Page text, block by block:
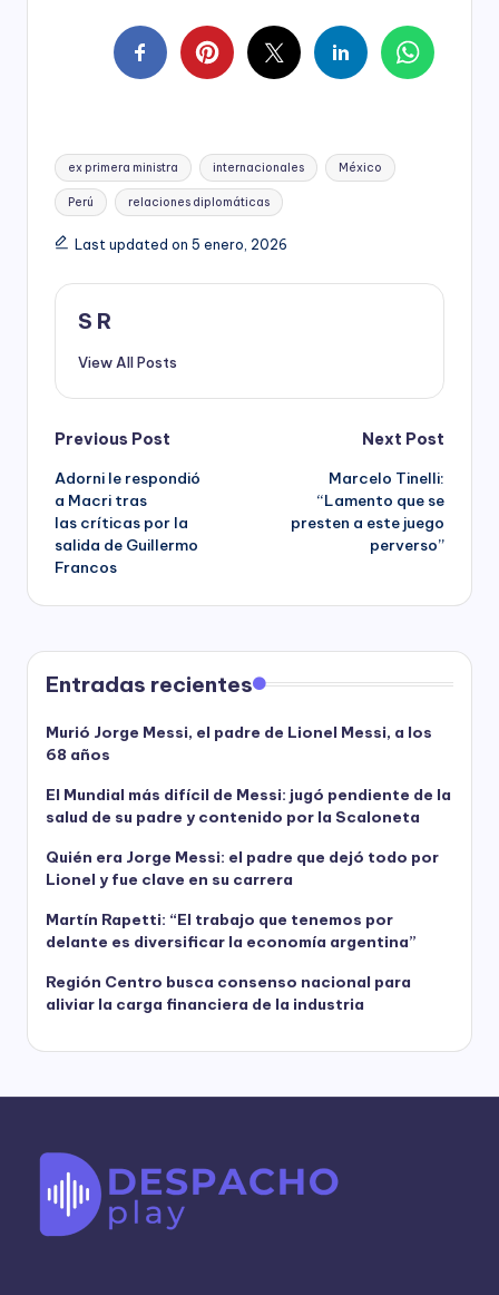
Tags:
ex primera ministra internacionales México
Perú relaciones diplomáticas
Last updated on 5 enero, 2026
S R
View All Posts
Post
navigation
Previous Post
Adorni le respondió
a Macri tras
las críticas por la
salida de Guillermo
Francos
Next Post
Marcelo Tinelli:
“Lamento que se
presten a este juego
perverso”
Entradas recientes
Murió Jorge Messi, el padre de Lionel Messi, a los
68 años
El Mundial más difícil de Messi: jugó pendiente de la
salud de su padre y contenido por la Scaloneta
Quién era Jorge Messi: el padre que dejó todo por
Lionel y fue clave en su carrera
Martín Rapetti: “El trabajo que tenemos por
delante es diversificar la economía argentina”
Región Centro busca consenso nacional para
aliviar la carga financiera de la industria